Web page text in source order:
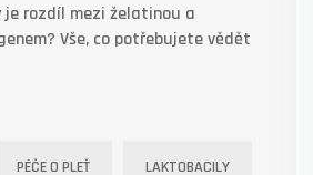
je rozdíl mezi želatinou a
Vše, co potřebujete vědět
PÉČE O PLEŤ LAKTOBACILY